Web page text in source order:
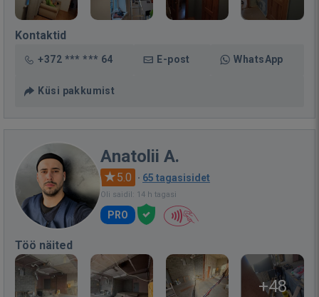
Kontaktid
+372 *** *** 64 E-post WhatsApp
Küsi pakkumist
Anatolii A.
5.0 · 65 tagasisidet
Oli saidil: 14 h tagasi
PRO
Töö näited
+48